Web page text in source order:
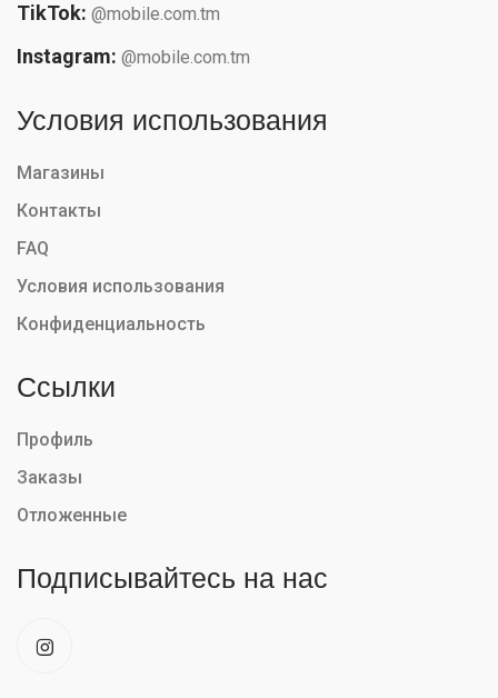
TikTok: @mobile.com.tm
Instagram: @mobile.com.tm
Условия использования
Магазины
Контакты
FAQ
Условия использования
Конфиденциальность
Ссылки
Профиль
Заказы
Отложенные
Подписывайтесь на нас